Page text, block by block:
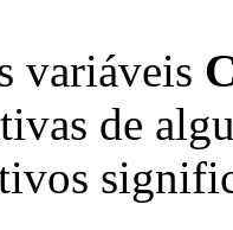
variáveis
de